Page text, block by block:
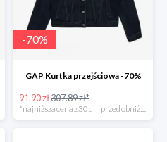
-70%
GAP Kurtka przejściowa -70%
91.90 zł307.89 zł*
*najniższa cena z 30 dni przed obniżką